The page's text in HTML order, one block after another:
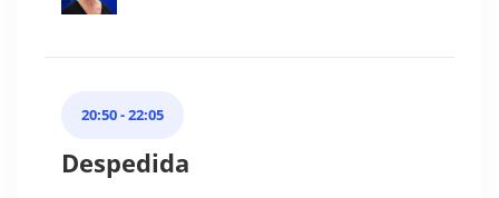
20:50 - 22:05
Despedida